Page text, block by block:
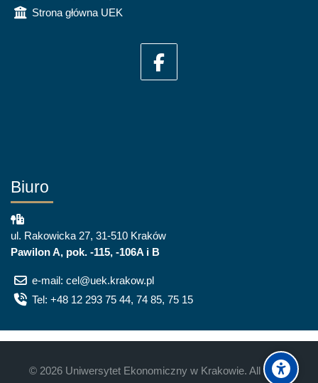
Strona główna UEK
Biuro
ul. Rakowicka 27, 31-510 Kraków
Pawilon A, pok. -115, -106A i B
e-mail: cel@uek.krakow.pl
Tel: +48 12 293 75 44, 74 85, 75 15
© 2026 Uniwersytet Ekonomiczny w Krakowie. All rights